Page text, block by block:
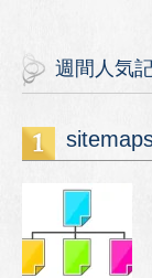
週間人気